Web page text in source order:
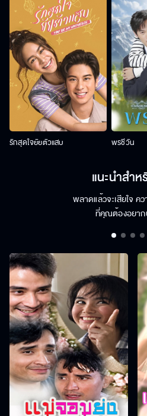
รักสุดใจยัยตัวแสบ พรชีวัน
แนะนำสำ
พลาดแล้วจะเสียใจ ค
ที่คุณต้องอยา